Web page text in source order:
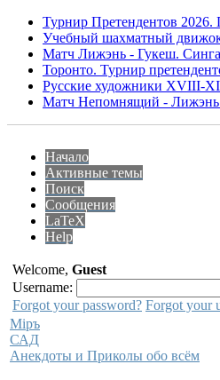
Турнир Претендентов
Учебный шахматный
Матч Лижэнь - Гукеш.
Торонто. Турнир
Русские художники XVIII-
Матч Непомнящий -
Начало
Активные темы
Поиск
Сообщения
LaTeX
Help
Welcome, Guest
Username:
Forgot your password? Forgot your
Мiръ
САД
Анекдоты и Приколы обо всём